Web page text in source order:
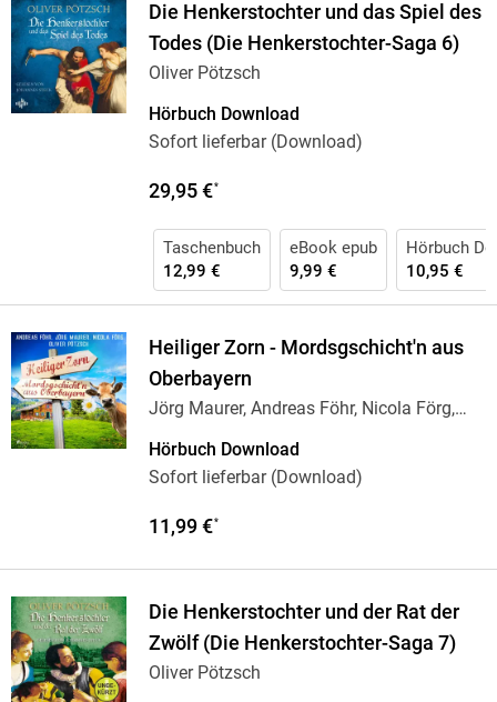
Die Henkerstochter und das Spiel des
Todes (Die Henkerstochter-Saga 6)
Oliver Pötzsch
Hörbuch Download
Sofort lieferbar (Download)
29,95 €*
Taschenbuch
12,99 €
eBook epub
9,99 €
Hörbuch
10,95 €
Heiliger Zorn - Mordsgschicht'n aus
Oberbayern
Jörg Maurer, Andreas Föhr, Nicola Förg,
Hörbuch Download
Sofort lieferbar (Download)
11,99 €*
Die Henkerstochter und der Rat der
Zwölf (Die Henkerstochter-Saga 7)
Oliver Pötzsch